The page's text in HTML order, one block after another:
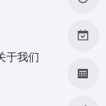
于我们